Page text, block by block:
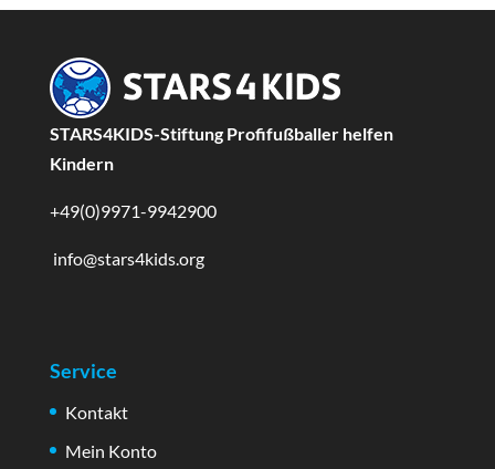
STARS4KIDS-Stiftung Profifußballer helfen
Kindern
+49(0)9971-9942900
info@stars4kids.org
Service
Kontakt
Mein Konto